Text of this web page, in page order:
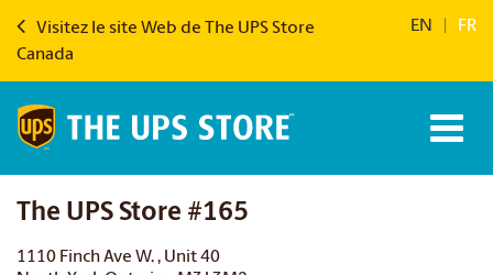
Visitez le site Web de The UPS Store
Canada
EN FR
The UPS Store #165
1110 Finch Ave W. , Unit 40